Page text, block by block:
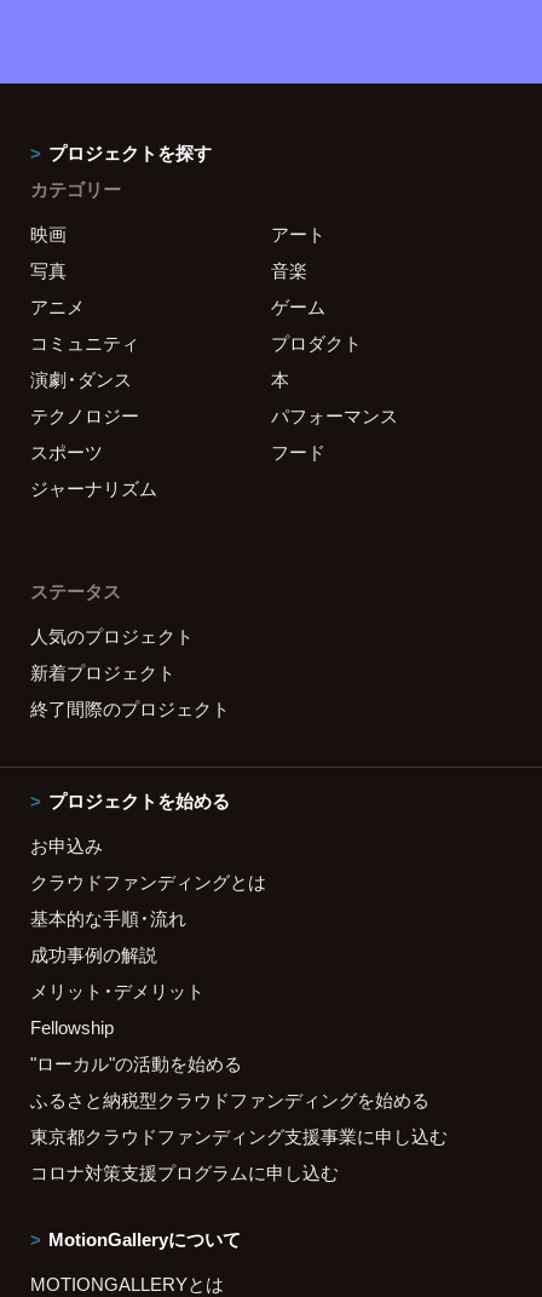
プロジェクトを探す
カテゴリー
映画
アート
写真
音楽
アニメ
ゲーム
コミュニティ
プロダクト
演劇・ダンス
本
テクノロジー
パフォーマンス
スポーツ
フード
ジャーナリズム
ステータス
人気のプロジェクト
新着プロジェクト
終了間際のプロジェクト
プロジェクトを始める
お申込み
クラウドファンディングとは
基本的な手順・流れ
成功事例の解説
メリット・デメリット
Fellowship
"ローカル"の活動を始める
ふるさと納税型クラウドファンディングを始める
東京都クラウドファンディング支援事業に申し込む
コロナ対策支援プログラムに申し込む
MotionGalleryについて
MOTIONGALLERYとは